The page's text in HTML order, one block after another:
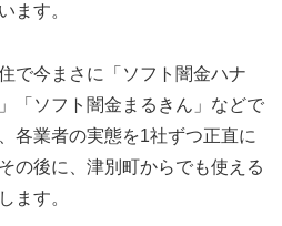
ます。
で今まさに「ソフト闇金ハナ
「ソフト闇金まるきん」などで
各業者の実態を1社ずつ正直に
の後に、津別町からでも使える
ます。